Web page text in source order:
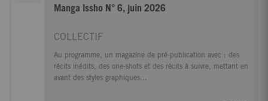
Manga Issho N° 6, juin 2026
COLLECTIF
Au programme, un magazine de pré-publication avec : des
récits inédits, des one-shots et des récits à suivre, mettant en
avant des styles graphiques...